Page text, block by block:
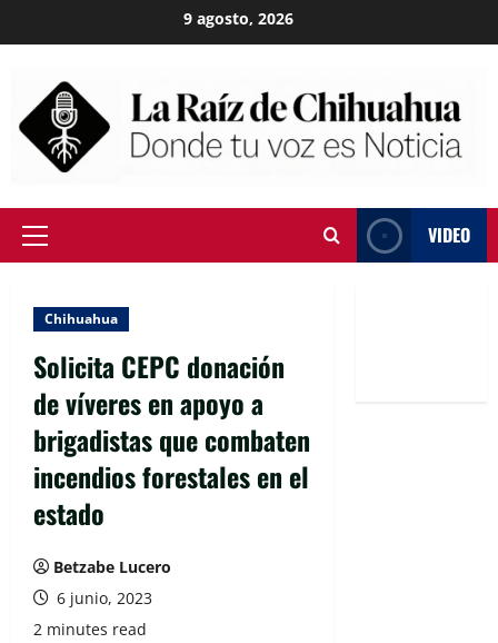
to
9 agosto, 2026
Primary
VIDEO
Chihuahua
Solicita CEPC donación
de víveres en apoyo a
brigadistas que combaten
incendios forestales en el
estado
Betzabe Lucero
6 junio, 2023
2 minutes read